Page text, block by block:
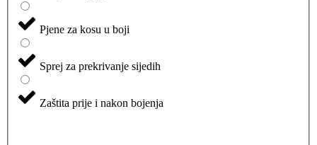
Pjene za kosu u boji
Sprej za prekrivanje sijedih
Zaštita prije i nakon bojenja